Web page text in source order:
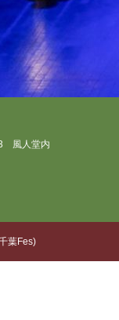
風人堂内
葉Fes)